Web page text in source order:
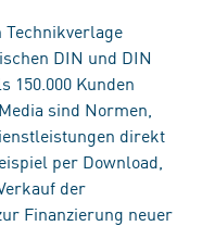
DIN und DIN
150.000 Kunden
sind Normen,
direkt
per Download,
der
Finanzierung neuer